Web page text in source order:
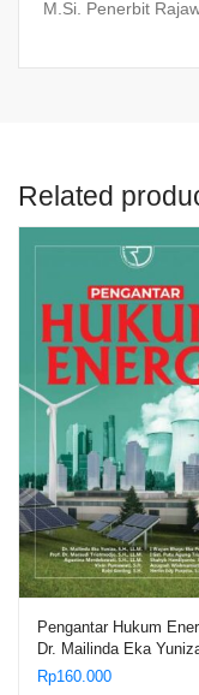
M.Si. Penerbit
Related
Pengantar Hukum
Dr. Mailinda Eka
S.H., LL.M., dan Tim
Rp160.000